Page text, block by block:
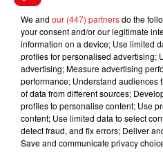
Écouter le podcast
FIL D'ACTUS
We and our (447) partnersdo the
your consent and/or our legitimate
information on a device; Use limited
profiles for personalised advertising;
advertising; Measure advertising
performance; Understand audiences
of data from different sources;
profiles to personalise content; Use
content; Use limited data to select
detect fraud, and fix errors; Deliver
Save and communicate privacy